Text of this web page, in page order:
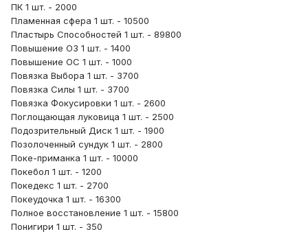
ПК 1 шт. - 2000
Пламенная сфера 1 шт. - 10500
Пластырь Способностей 1 шт. - 89800
Повышение ОЗ 1 шт. - 1400
Повышение ОС 1 шт. - 1000
Повязка Выбора 1 шт. - 3700
Повязка Силы 1 шт. - 3700
Повязка Фокусировки 1 шт. - 2600
Поглощающая луковица 1 шт. - 2500
Подозрительный Диск 1 шт. - 1900
Позолоченный сундук 1 шт. - 2800
Поке-приманка 1 шт. - 10000
Покебол 1 шт. - 1200
Покедекс 1 шт. - 2700
Покеудочка 1 шт. - 16300
Полное восстановление 1 шт. - 15800
Понигири 1 шт. - 350